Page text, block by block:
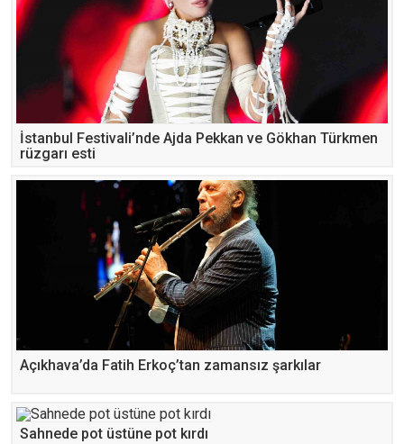
İstanbul Festivali’nde Ajda Pekkan ve Gökhan Türkmen
rüzgarı esti
Açıkhava’da Fatih Erkoç’tan zamansız şarkılar
Sahnede pot üstüne pot kırdı